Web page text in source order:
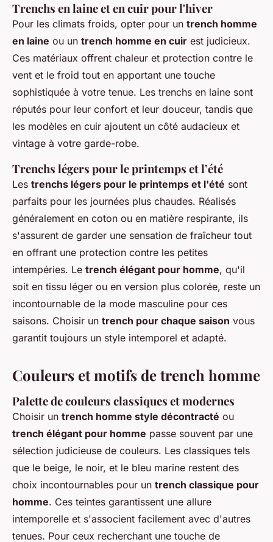
Trenchs en laine et en cuir pour l'hiver
Pour les climats froids, opter pour un trench homme
en laine ou un trench homme en cuir est judicieux.
Ces matériaux offrent chaleur et protection contre le
vent et le froid tout en apportant une touche
sophistiquée à votre tenue. Les trenchs en laine sont
réputés pour leur confort et leur douceur, tandis que
les modèles en cuir ajoutent un côté audacieux et
vintage à votre garde-robe.
Trenchs légers pour le printemps et l’été
Les trenchs légers pour le printemps et l'été sont
parfaits pour les journées plus chaudes. Réalisés
généralement en coton ou en matière respirante, ils
s'assurent de garder une sensation de fraîcheur tout
en offrant une protection contre les petites
intempéries. Le trench élégant pour homme, qu'il
soit en tissu léger ou en version plus colorée, reste un
incontournable de la mode masculine pour ces
saisons. Choisir un trench pour chaque saison vous
garantit toujours un style intemporel et adapté.
Couleurs et motifs de trench homme
Palette de couleurs classiques et modernes
Choisir un trench homme style décontracté ou
trench élégant pour homme passe souvent par une
sélection judicieuse de couleurs. Les classiques tels
que le beige, le noir, et le bleu marine restent des
choix incontournables pour un trench classique pour
homme. Ces teintes garantissent une allure
intemporelle et s'associent facilement avec d'autres
tenues. Pour ceux recherchant une touche de